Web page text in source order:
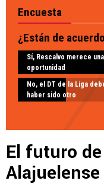
Encuesta
¿Están de
Sí, Rescalvo merece una
oportunidad
No, el DT de la Liga
haber sido otro
El futuro
Alajuelense